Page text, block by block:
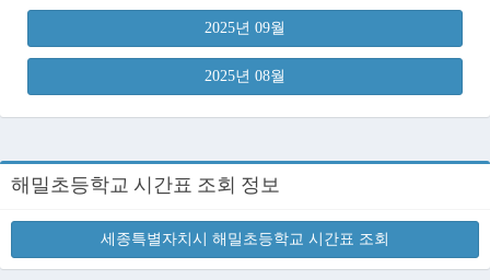
2025년 09월
2025년 08월
해밀초등학교 시간표 조회 정보
세종특별자치시 해밀초등학교 시간표 조회